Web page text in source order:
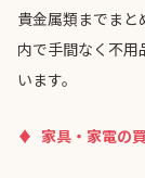
貴金属類までま
内で手間なく不用
います。
家具・家電の